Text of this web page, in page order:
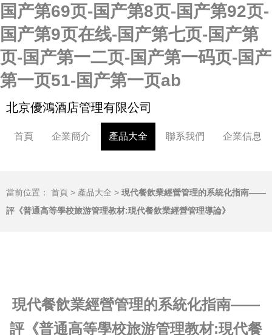
国产第69页-国产第8页-国产第92页-
国产第9页在线-国产第七页-国产第
页-国产第一二页-国产第一码页-国产
第一页51-国产第一页ab
北京優鴻酒店管理有限公司
首頁 企業簡介 產品大全 聯系我們 企業信息
當前位置： 首頁 > 產品大全 > 現代餐飲業經營管理的系統化指南——
評《普通高等學校旅游管理教材:現代餐飲業經營管理導論》
現代餐飲業經營管理的系統化指南——
評《普通高等學校旅游管理教材:現代餐